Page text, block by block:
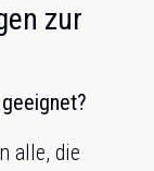
zur
alle, die